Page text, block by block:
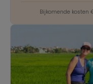
Bijkomende kosten